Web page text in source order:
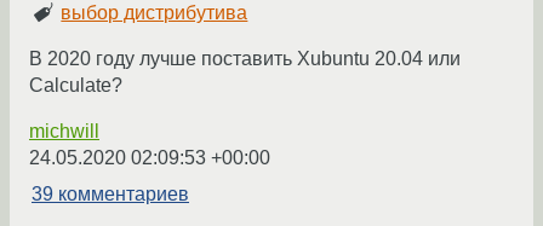
выбор дистрибутива
В 2020 году лучше поставить Xubuntu 20.04 или
Calculate?
michwill
24.05.2020 02:09:53 +00:00
39 комментариев